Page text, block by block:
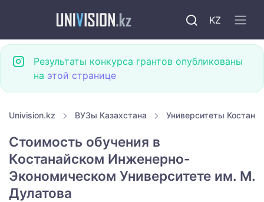
KZ
Результаты конкурса грантов опубликованы
на этой странице
Univision.kz ВУЗы Казахстана Университеты Костаная
Стоимость обучения в
Костанайском Инженерно-
Экономическом Университете им. М.
Дулатова